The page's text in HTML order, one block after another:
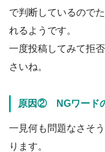
で判断しているので
れるようです。
一度投稿してみて拒
さいね。
原因② NGワード
一見何も問題なさそ
ります。